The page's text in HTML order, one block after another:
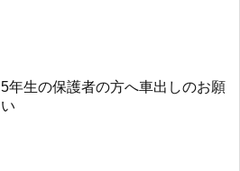
5年生の保護者の方へ車出しのお願
い